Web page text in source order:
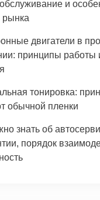
и
рынка
двигатели в
принципы работы
тонировка:
обычной пленки
знать об
порядок